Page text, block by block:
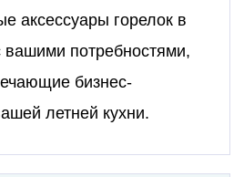
аксессуары горелок в
вашими потребностями,
бизнес-
летней кухни.